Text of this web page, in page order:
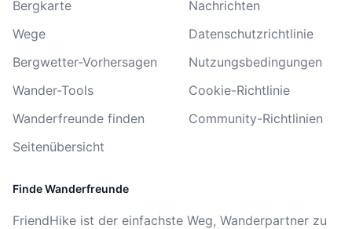
Bergkarte
Wege
Bergwetter-Vorhersagen
Wander-Tools
Wanderfreunde finden
Seitenübersicht
Nachrichten
Datenschutzrichtlinie
Nutzungsbedingungen
Cookie-Richtlinie
Community-Richtlinien
Finde Wanderfreunde
FriendHike ist der einfachste Weg, Wanderpartner zu